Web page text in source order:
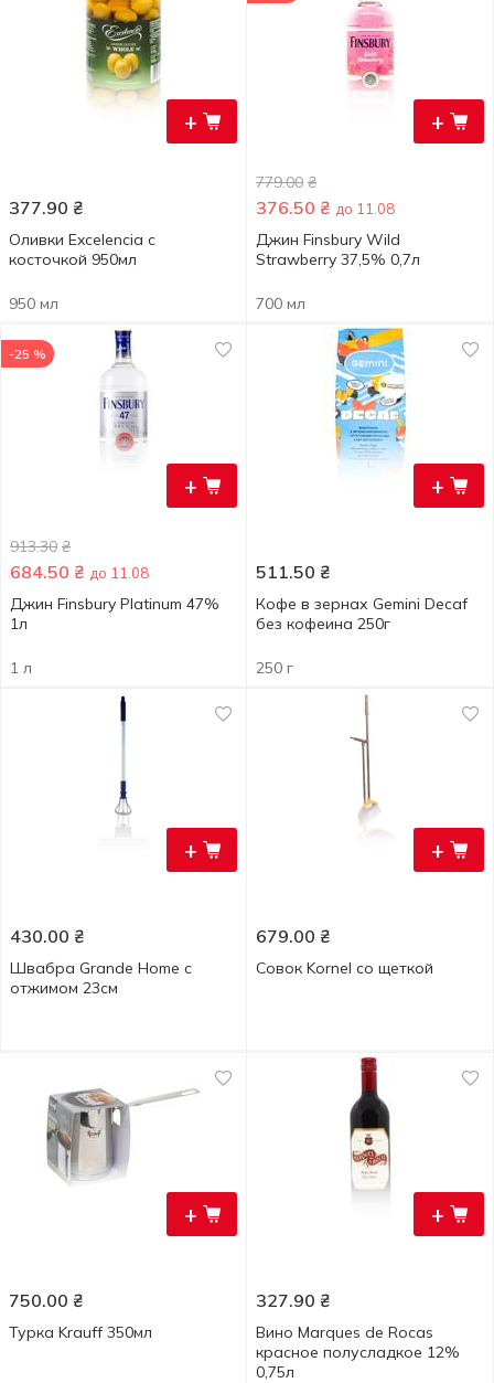
+
377.90 ₴
Оливки Excelencia с
косточкой 950мл
950 мл
+
779.00 ₴
376.50 ₴ до 11.08
Джин Finsbury Wild
Strawberry 37,5% 0,7л
700 мл
+
-25 %
913.30 ₴
684.50 ₴ до 11.08
Джин Finsbury Platinum 47%
1л
1 л
+
511.50 ₴
Кофе в зернах Gemini Decaf
без кофеина 250г
250 г
+
430.00 ₴
Швабра Grande Home с
отжимом 23см
+
679.00 ₴
Совок Kornel со щеткой
+
750.00 ₴
Турка Krauff 350мл
+
327.90 ₴
Вино Marques de Rocas
красное полусладкое 12%
0,75л